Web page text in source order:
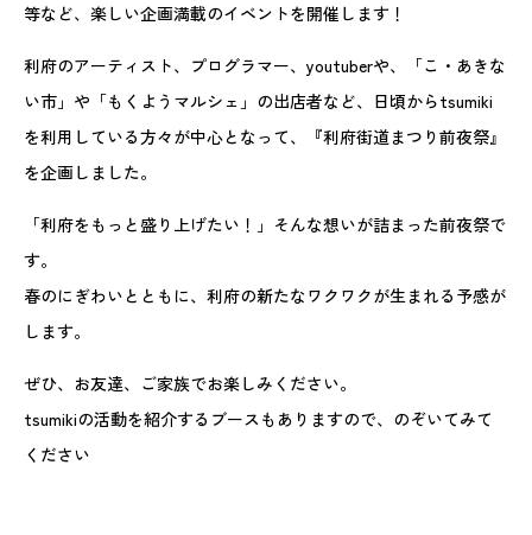
等など、楽しい企画満載のイベントを開催します！
利府のアーティスト、プログラマー、youtuberや、「こ・あきな
い市」や「もくようマルシェ」の出店者など、日頃からtsumiki
を利用している方々が中心となって、『利府街道まつり前夜祭』
を企画しました。
「利府をもっと盛り上げたい！」そんな想いが詰まった前夜祭で
す。
春のにぎわいとともに、利府の新たなワクワクが生まれる予感が
します。
ぜひ、お友達、ご家族でお楽しみください。
tsumikiの活動を紹介するブースもありますので、のぞいてみて
ください